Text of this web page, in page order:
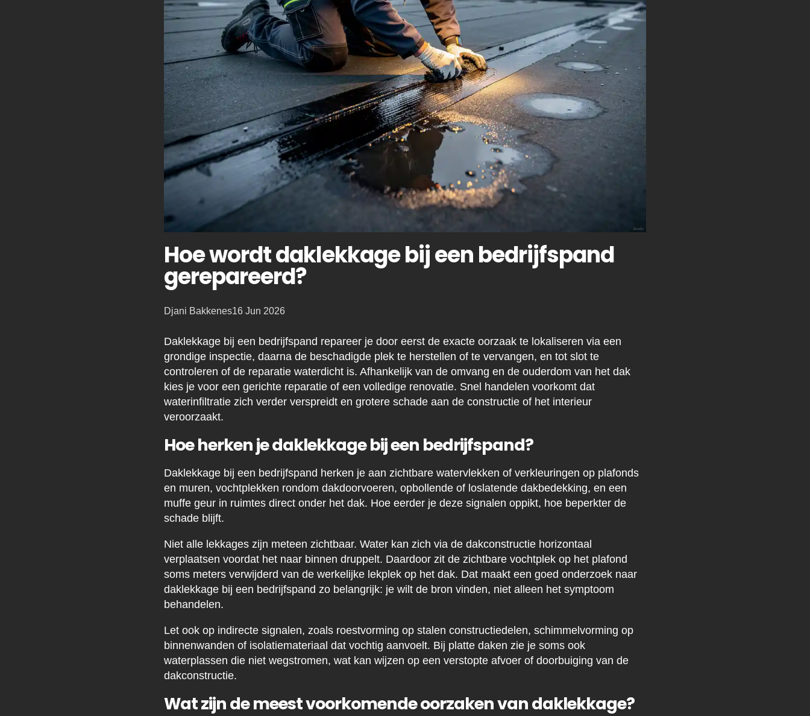
Hoe wordt daklekkage bij een bedrijfspand
gerepareerd?
Posted
Djani Bakkenes16 Jun 2026
Daklekkage bij een bedrijfspand repareer je door eerst de exacte oorzaak te lokaliseren via een
grondige inspectie, daarna de beschadigde plek te herstellen of te vervangen, en tot slot te
controleren of de reparatie waterdicht is. Afhankelijk van de omvang en de ouderdom van het dak
kies je voor een gerichte reparatie of een volledige renovatie. Snel handelen voorkomt dat
waterinfiltratie zich verder verspreidt en grotere schade aan de constructie of het interieur
veroorzaakt.
Hoe herken je daklekkage bij een bedrijfspand?
Daklekkage bij een bedrijfspand herken je aan zichtbare watervlekken of verkleuringen op plafonds
en muren, vochtplekken rondom dakdoorvoeren, opbollende of loslatende dakbedekking, en een
muffe geur in ruimtes direct onder het dak. Hoe eerder je deze signalen oppikt, hoe beperkter de
schade blijft.
Niet alle lekkages zijn meteen zichtbaar. Water kan zich via de dakconstructie horizontaal
verplaatsen voordat het naar binnen druppelt. Daardoor zit de zichtbare vochtplek op het plafond
soms meters verwijderd van de werkelijke lekplek op het dak. Dat maakt een goed onderzoek naar
daklekkage bij een bedrijfspand zo belangrijk: je wilt de bron vinden, niet alleen het symptoom
behandelen.
Let ook op indirecte signalen, zoals roestvorming op stalen constructiedelen, schimmelvorming op
binnenwanden of isolatiemateriaal dat vochtig aanvoelt. Bij platte daken zie je soms ook
waterplassen die niet wegstromen, wat kan wijzen op een verstopte afvoer of doorbuiging van de
dakconstructie.
Wat zijn de meest voorkomende oorzaken van daklekkage?